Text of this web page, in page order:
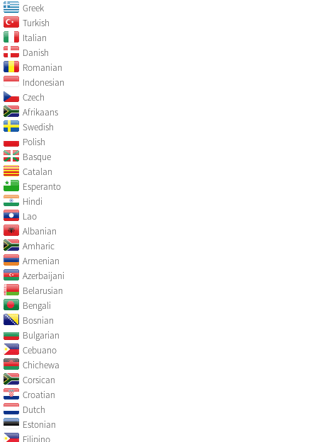
Greek
Turkish
Italian
Danish
Romanian
Indonesian
Czech
Afrikaans
Swedish
Polish
Basque
Catalan
Esperanto
Hindi
Lao
Albanian
Amharic
Armenian
Azerbaijani
Belarusian
Bengali
Bosnian
Bulgarian
Cebuano
Chichewa
Corsican
Croatian
Dutch
Estonian
Filipino